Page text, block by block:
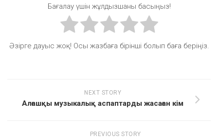
Бағалау үшін жұлдызшаны басыңыз!
Әзірге дауыс жоқ! Осы жазбаға бірінші болып баға беріңіз.
NEXT STORY
Алғашқы музыкалық аспаптарды жасаған кім
PREVIOUS STORY